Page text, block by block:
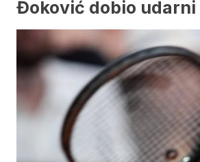
Đoković dobio udarni